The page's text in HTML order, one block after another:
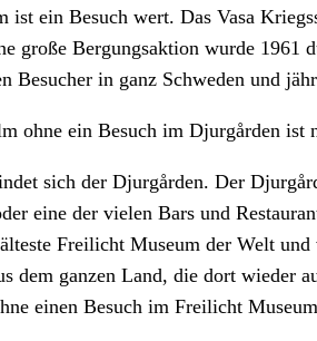
ist ein Besuch wert. Das Vasa
große Bergungsaktion wurde 1961
Besucher in ganz Schweden und
ohne ein Besuch im Djurgården ist
sich der Djurgården. Der
eine der vielen Bars und
Freilicht Museum der Welt
dem ganzen Land, die dort
einen Besuch im Freilicht